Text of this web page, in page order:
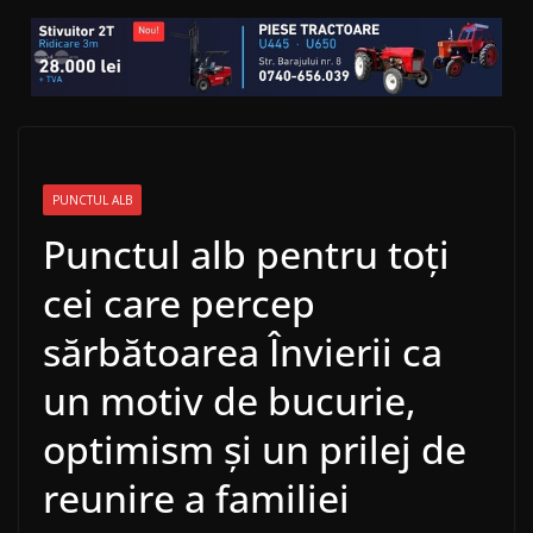
PUNCTUL ALB
Punctul alb pentru toți
cei care percep
sărbătoarea Învierii ca
un motiv de bucurie,
optimism și un prilej de
reunire a familiei